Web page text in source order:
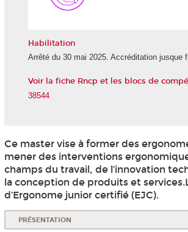
Habilitation
Arrêté du 30 mai 2025. Accréditation jusque
Voir la fiche Rncp et les blocs de
38544
Ce master vise à former des
mener des interventions
champs du travail, de l’innovation
la conception de produits et
d’Ergonome junior certifié (EJC).
PRÉSENTATION